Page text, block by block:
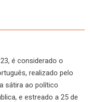
é considerado o
realizado pelo
sátira ao político
e estreado a 25 de